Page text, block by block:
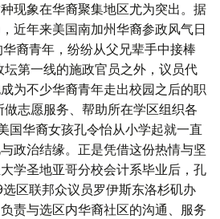
现象在华裔聚集地区尤为突出。据
近年来美国南加州华裔参政风气日
裔青年，纷纷从父兄辈手中接棒
第一线的施政官员之外，议员代
为不少华裔青年走出校园之后的职
志愿服务、帮助所在学区组织各
国华裔女孩孔令怡从小学起就一直
政治结缘。正是凭借这份热情与坚
学圣地亚哥分校会计系毕业后，孔
区联邦众议员罗伊斯东洛杉矶办
责与选区内华裔社区的沟通、服务